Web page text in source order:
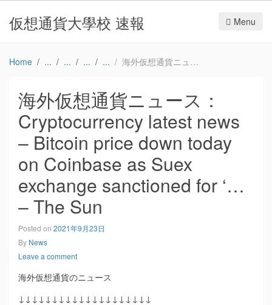
仮想通貨大學校 速報 Menu
Home 海外仮想通貨ニュース：Cryptocurrency latest news – Bitcoin price down today on Coinbase as Suex exchange sanctioned for ‘… – The Sun
海外仮想通貨ニュース：
Cryptocurrency latest news
– Bitcoin price down today
on Coinbase as Suex
exchange sanctioned for ‘…
– The Sun
Posted on 2021年9月23日
By News
Leave a comment
海外仮想通貨のニュース
↓↓↓↓↓↓↓↓↓↓↓↓↓↓↓↓↓↓↓↓